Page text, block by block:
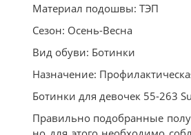
Материал подошвы: ТЭП
Сезон: Осень-Весна
Вид обуви: Ботинки
Назначение:
Ботинки для девочек 55-263
Правильно подобранные